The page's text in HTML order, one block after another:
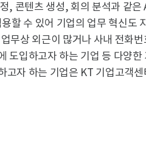
, 콘텐츠 생성, 회의 분석과 같
할 수 있어 기업의 업무 혁신도
무상 외근이 많거나 사내 전화
도입하고자 하는 기업 등 다양
고자 하는 기업은 KT 기업고객